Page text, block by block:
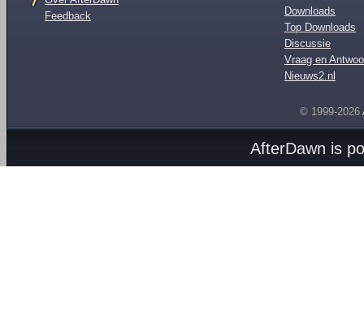
Feedback
Downloads
Top Downloads
Discussie
Vraag en
Nieuws2.nl
© 1999-2026
AfterDawn is